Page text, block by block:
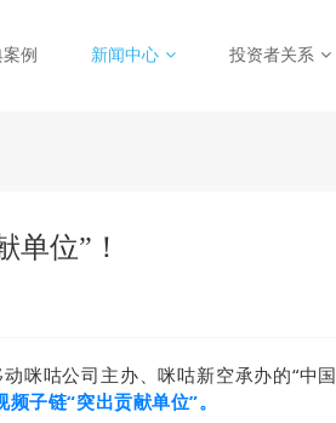
例 新闻中心 投资者关系
单位”！
咪咕公司主办、咪咕新空承办的“中国
子链“突出贡献单位”。